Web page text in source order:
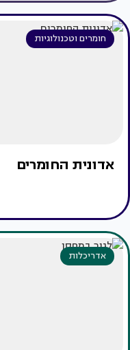
חומרים וטכנולוגיות
אדונית החומרים
אדריכלות